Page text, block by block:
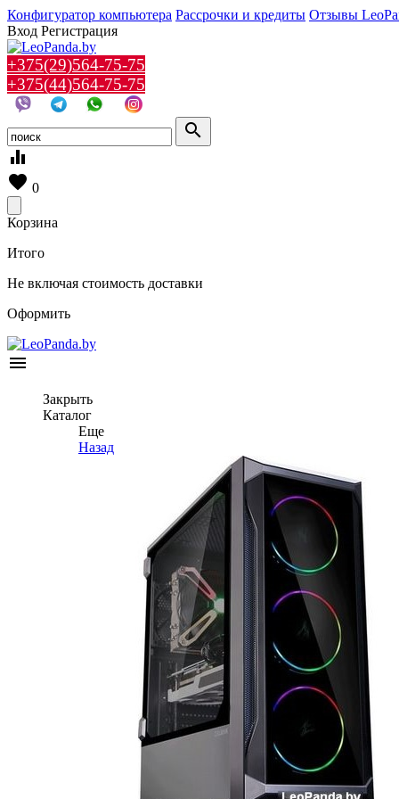
Конфигуратор компьютера Рассрочки и кредиты Отзывы
Вход Регистрация
+375(29)564-75-75
+375(44)564-75-75
search
equalizer
favorite 0
Корзина
Итого
Не включая стоимость доставки
Оформить
menu
Закрыть
Каталог
Еще
Назад